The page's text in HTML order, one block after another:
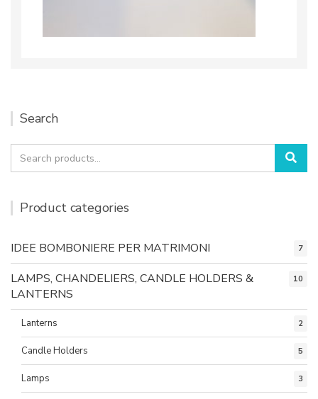
Search
Search
for:
Product categories
IDEE BOMBONIERE PER MATRIMONI 7
LAMPS, CHANDELIERS, CANDLE HOLDERS &
LANTERNS
10
Lanterns 2
Candle Holders 5
Lamps 3